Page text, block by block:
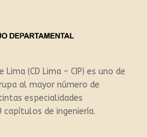
(CD Lima – CIP) es uno de
al mayor número de
especialidades
de ingeniería.